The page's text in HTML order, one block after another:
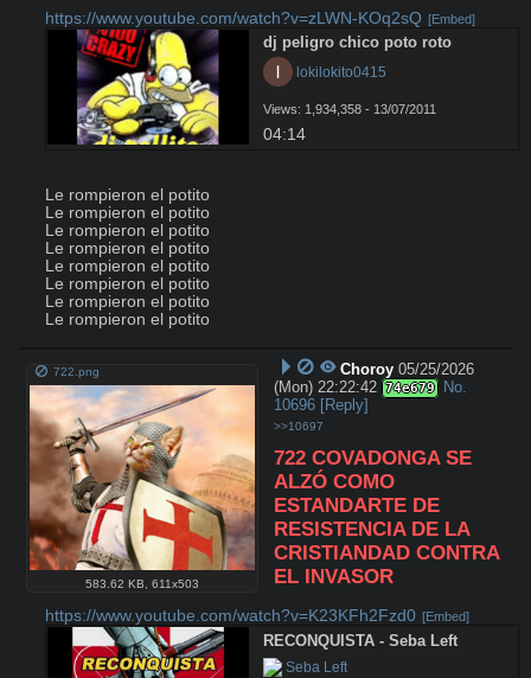
https://www.youtube.com/watch?v=zLWN-KOq2sQ [Embed]
dj peligro chico poto roto
lokilokito0415
Views: 1,934,358 - 13/07/2011
04:14
Le rompieron el potito
Le rompieron el potito
Le rompieron el potito
Le rompieron el potito
Le rompieron el potito
Le rompieron el potito
Le rompieron el potito
Le rompieron el potito
722.png
583.62 KB ,611x503
Choroy 05/25/2026
(Mon) 22:22:42 74e679
No.
10696 [Reply]
>>10697
722 COVADONGA SE
ALZÓ COMO
ESTANDARTE DE
RESISTENCIA DE LA
CRISTIANDAD CONTRA
EL INVASOR
https://www.youtube.com/watch?v=K23KFh2Fzd0 [Embed]
RECONQUISTA - Seba Left
Seba Left